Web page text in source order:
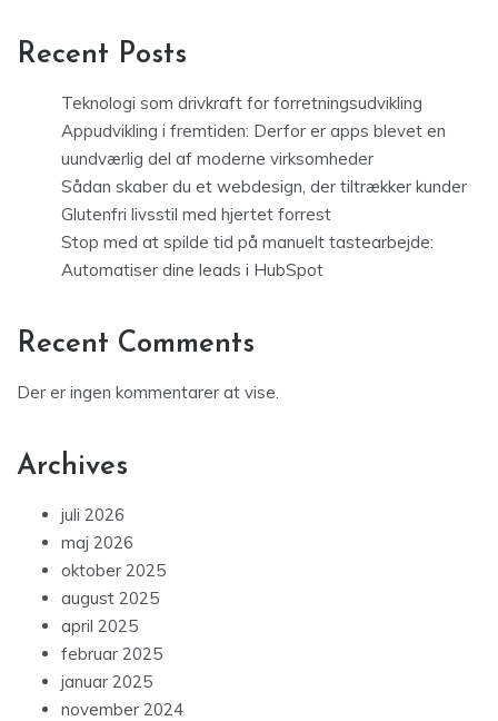
Recent Posts
Teknologi som drivkraft for forretningsudvikling
Appudvikling i fremtiden: Derfor er apps blevet en
uundværlig del af moderne virksomheder
Sådan skaber du et webdesign, der tiltrækker kunder
Glutenfri livsstil med hjertet forrest
Stop med at spilde tid på manuelt tastearbejde:
Automatiser dine leads i HubSpot
Recent Comments
Der er ingen kommentarer at vise.
Archives
juli 2026
maj 2026
oktober 2025
august 2025
april 2025
februar 2025
januar 2025
november 2024